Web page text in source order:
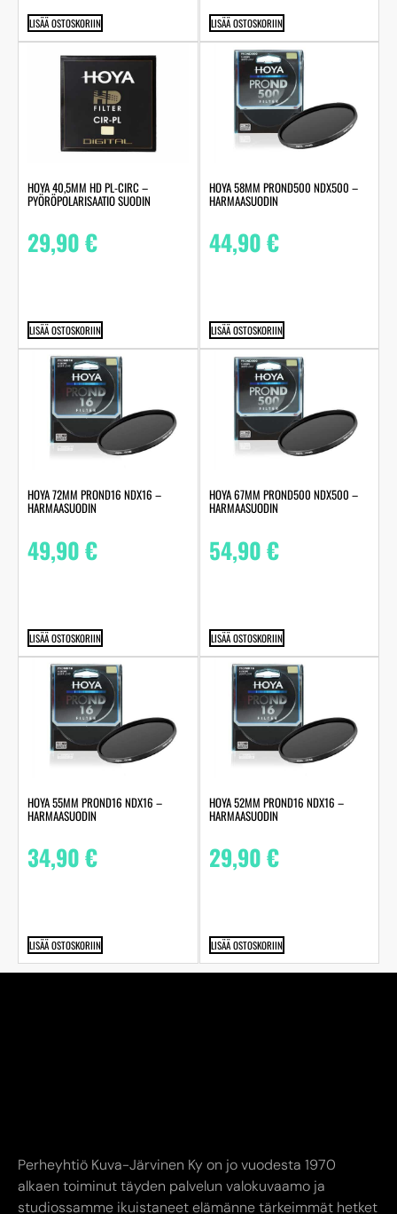
LISÄÄ OSTOSKORIIN LISÄÄ OSTOSKORIIN
HOYA 40,5MM HD PL-CIRC –
PYÖRÖPOLARISAATIO SUODIN
29,90€
LISÄÄ OSTOSKORIIN
HOYA 58MM PROND500 NDX500 –
HARMAASUODIN
44,90€
LISÄÄ OSTOSKORIIN
HOYA 72MM PROND16 NDX16 –
HARMAASUODIN
49,90€
LISÄÄ OSTOSKORIIN
HOYA 67MM PROND500 NDX500 –
HARMAASUODIN
54,90€
LISÄÄ OSTOSKORIIN
HOYA 55MM PROND16 NDX16 –
HARMAASUODIN
34,90€
LISÄÄ OSTOSKORIIN
HOYA 52MM PROND16 NDX16 –
HARMAASUODIN
29,90€
LISÄÄ OSTOSKORIIN
Perheyhtiö Kuva-Järvinen Ky on jo vuodesta 1970
alkaen toiminut täyden palvelun valokuvaamo ja
studiossamme ikuistaneet elämänne tärkeimmät hetket